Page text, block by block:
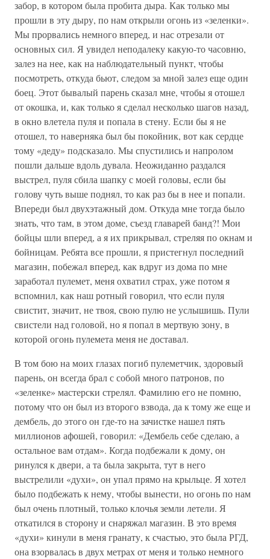
забор, в котором была пробита дыра. Как только мы
прошли в эту дыру, по нам открыли огонь из «зеленки».
Мы прорвались немного вперед, и нас отрезали от
основных сил. Я увидел неподалеку какую-то часовню,
залез на нее, как на наблюдательный пункт, чтобы
посмотреть, откуда бьют, следом за мной залез еще один
боец. Этот бывалый парень сказал мне, чтобы я отошел
от окошка, и, как только я сделал несколько шагов назад,
в окно влетела пуля и попала в стену. Если бы я не
отошел, то наверняка был бы покойник, вот как сердце
тому «деду» подсказало. Мы спустились и напролом
пошли дальше вдоль дувала. Неожиданно раздался
выстрел, пуля сбила шапку с моей головы, если бы
голову чуть выше поднял, то как раз бы в нее и попали.
Впереди был двухэтажный дом. Откуда мне тогда было
знать, что там, в этом доме, съезд главарей банд?! Мои
бойцы шли вперед, а я их прикрывал, стреляя по окнам и
бойницам. Ребята все прошли, я пристегнул последний
магазин, побежал вперед, как вдруг из дома по мне
заработал пулемет, меня охватил страх, уже потом я
вспомнил, как наш ротный говорил, что если пуля
свистит, значит, не твоя, свою пулю не услышишь. Пули
свистели над головой, но я попал в мертвую зону, в
которой огонь пулемета меня не доставал.
В том бою на моих глазах погиб пулеметчик, здоровый
парень, он всегда брал с собой много патронов, по
«зеленке» мастерски стрелял. Фамилию его не помню,
потому что он был из второго взвода, да к тому же еще и
дембель, до этого он где-то на зачистке нашел пять
миллионов афошей, говорил: «Дембель себе сделаю, а
остальное вам отдам». Когда подбежали к дому, он
ринулся к двери, а та была закрыта, тут в него
выстрелили «духи», он упал прямо на крыльце. Я хотел
было подбежать к нему, чтобы вынести, но огонь по нам
был очень плотный, только клочья земли летели. Я
откатился в сторону и снаряжал магазин. В это время
«духи» кинули в меня гранату, к счастью, это была РГД,
она взорвалась в двух метрах от меня и только немного